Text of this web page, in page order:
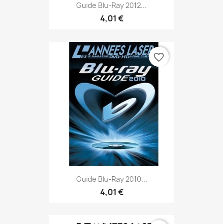
Guide Blu-Ray 2012...
4,01 €
Guide Blu-Ray 2010...
4,01 €
favorite_border